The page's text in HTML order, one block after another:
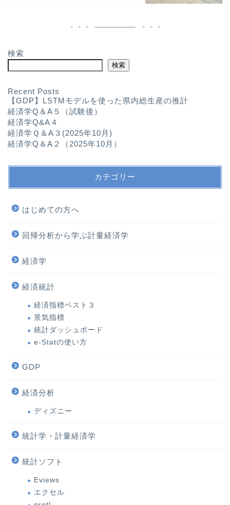
検索
検索
Recent Posts
【GDP】LSTMモデルを使った県内総生産の推計
経済学Q＆A５（試験後）
経済学Q&A４
経済学Ｑ＆A３(2025年10月)
経済学Q＆A２（2025年10月）
カテゴリー
はじめての方へ
回帰分析から学ぶ計量経済学
経済学
経済統計
経済指標ベスト３
景気指標
統計ダッシュボード
e-Statの使い方
GDP
経済分析
ディズニー
統計学・計量経済学
統計ソフト
Eviews
エクセル